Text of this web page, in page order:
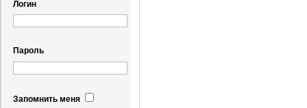
Логин
Пароль
Запомнить меня